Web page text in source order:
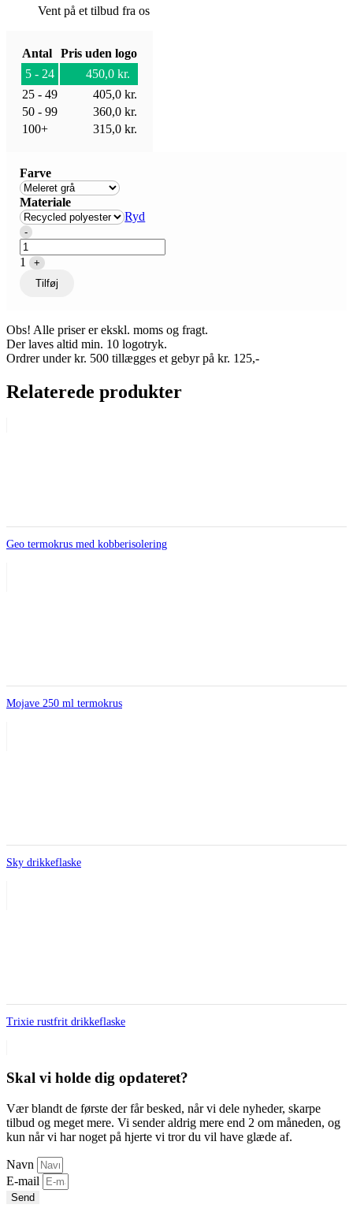
Vent på et tilbud fra os
Antal
Pris uden logo
5 - 24
450,0 kr.
25 - 49
405,0 kr.
50 - 99
360,0 kr.
100+
315,0 kr.
Farve
Materiale
Ryd
Quantity
-
1
+
Tilføj
Obs! Alle priser er ekskl. moms og fragt.
Der laves altid min. 10 logotryk.
Ordrer under kr. 500 tillægges et gebyr på kr. 125,-
Relaterede produkter
Geo termokrus med kobberisolering
Mojave 250 ml termokrus
Sky drikkeflaske
Trixie rustfrit drikkeflaske
Skal vi holde dig opdateret?
Vær blandt de første der får besked, når vi dele nyheder, skarpe
tilbud og meget mere. Vi sender aldrig mere end 2 om måneden, og
kun når vi har noget på hjerte vi tror du vil have glæde af.
Navn
E-mail
Send